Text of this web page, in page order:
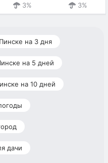
3%
3%
на 3 дня
на 5 дней
на 10 дней
дачи